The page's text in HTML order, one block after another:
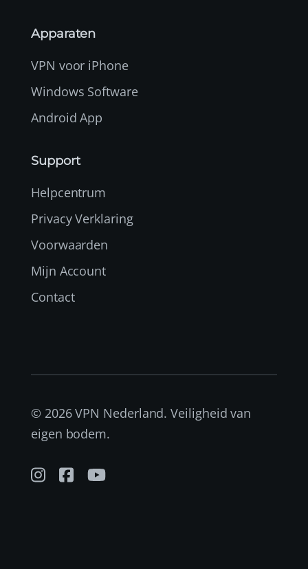
Apparaten
VPN voor iPhone
Windows Software
Android App
Support
Helpcentrum
Privacy Verklaring
Voorwaarden
Mijn Account
Contact
© 2026 VPN Nederland. Veiligheid van
eigen bodem.